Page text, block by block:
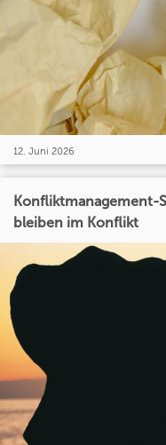
12. Juni 2026
Konfliktmanagement-
bleiben im Konflikt